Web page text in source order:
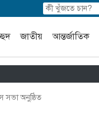
জাতীয় আন্তর্জাতিক
সভা অনুষ্ঠিত